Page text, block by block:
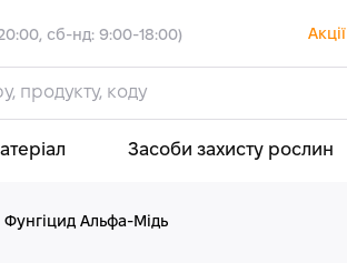
сб-нд: 9:00-18:00) Акції
Засоби захисту рослин
Фунгіцид Альфа-Мідь